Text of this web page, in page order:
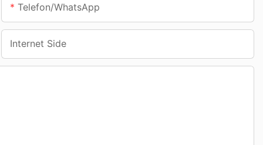
Telefon/whatsApp
Internet Side